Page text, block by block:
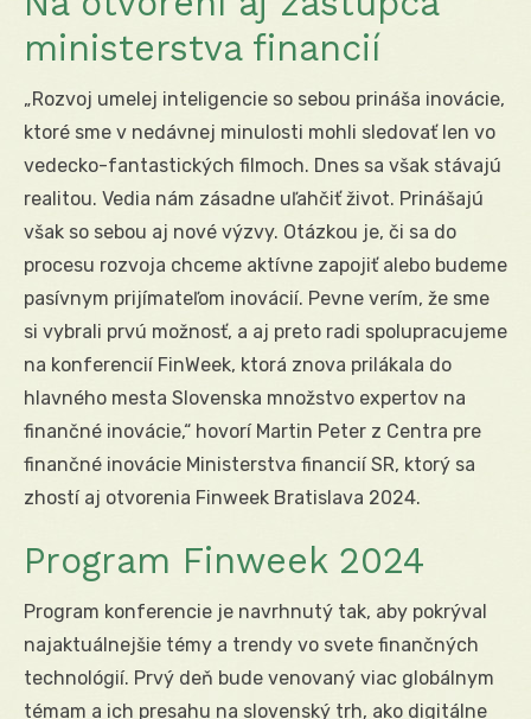
ministerstva financií
„Rozvoj umelej inteligencie so sebou prináša inovácie,
ktoré sme v nedávnej minulosti mohli sledovať len vo
vedecko-fantastických filmoch. Dnes sa však stávajú
realitou. Vedia nám zásadne uľahčiť život. Prinášajú
však so sebou aj nové výzvy. Otázkou je, či sa do
procesu rozvoja chceme aktívne zapojiť alebo budeme
pasívnym prijímateľom inovácií. Pevne verím, že sme
si vybrali prvú možnosť, a aj preto radi spolupracujeme
na konferencií FinWeek, ktorá znova prilákala do
hlavného mesta Slovenska množstvo expertov na
finančné inovácie,“ hovorí Martin Peter z Centra pre
finančné inovácie Ministerstva financií SR, ktorý sa
zhostí aj otvorenia Finweek Bratislava 2024.
Program Finweek 2024
Program konferencie je navrhnutý tak, aby pokrýval
najaktuálnejšie témy a trendy vo svete finančných
technológií. Prvý deň bude venovaný viac globálnym
témam a ich presahu na slovenský trh, ako digitálne